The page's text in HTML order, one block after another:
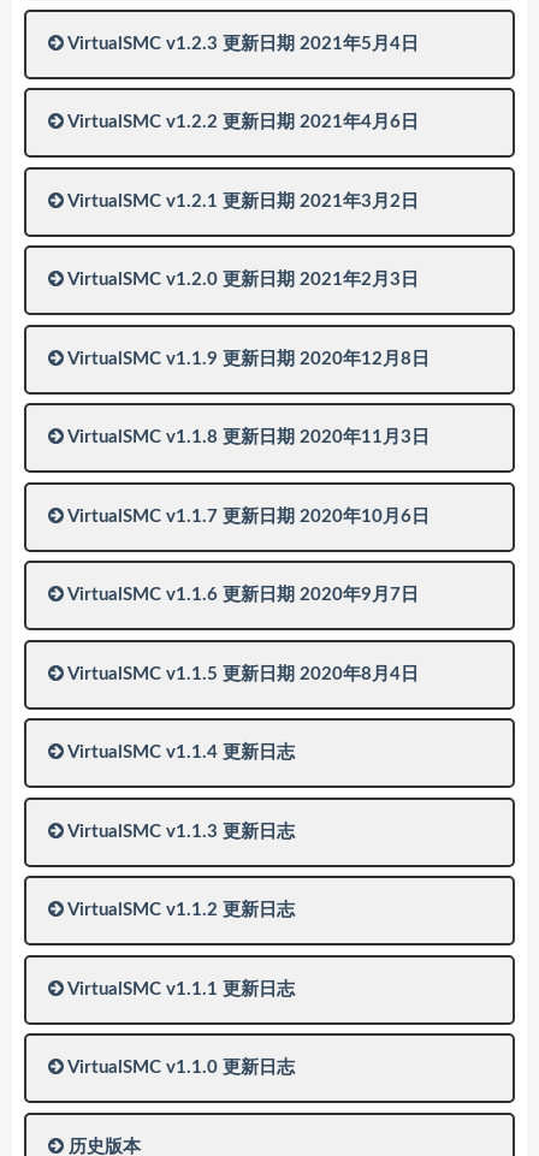
VirtualSMC v1.2.3 更新日期 2021年5月4日
VirtualSMC v1.2.2 更新日期 2021年4月6日
VirtualSMC v1.2.1 更新日期 2021年3月2日
VirtualSMC v1.2.0 更新日期 2021年2月3日
VirtualSMC v1.1.9 更新日期 2020年12月8日
VirtualSMC v1.1.8 更新日期 2020年11月3日
VirtualSMC v1.1.7 更新日期 2020年10月6日
VirtualSMC v1.1.6 更新日期 2020年9月7日
VirtualSMC v1.1.5 更新日期 2020年8月4日
VirtualSMC v1.1.4 更新日志
VirtualSMC v1.1.3 更新日志
VirtualSMC v1.1.2 更新日志
VirtualSMC v1.1.1 更新日志
VirtualSMC v1.1.0 更新日志
历史版本